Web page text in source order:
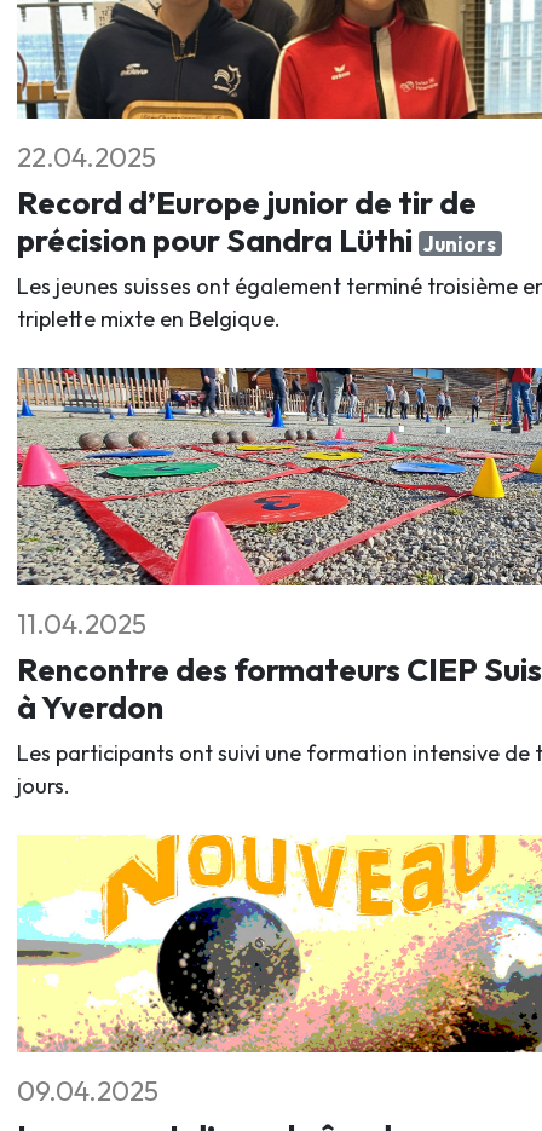
22.04.2025
Record d’Europe junior de tir de
précision pour Sandra Lüthi Juniors
Les jeunes suisses ont également terminé troisième
triplette mixte en Belgique.
11.04.2025
Rencontre des formateurs CIEP
à Yverdon
Les participants ont suivi une formation intensive de
jours.
09.04.2025